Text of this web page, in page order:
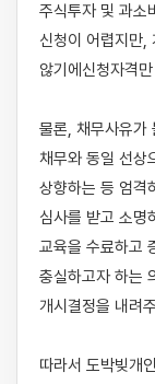
주식투자 및 과소
신청이 어렵지만,
않기에신청자격
물론, 채무사유가
채무와 동일 선상
상향하는 등 엄격
심사를 받고 소명
교육을 수료하고
충실하고자 하는
개시결정을 내려
따라서 도박빚개